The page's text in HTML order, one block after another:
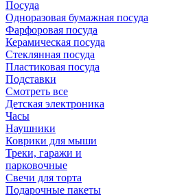
Посуда
Одноразовая бумажная посуда
Фарфоровая посуда
Керамическая посуда
Стеклянная посуда
Пластиковая посуда
Подставки
Смотреть все
Детская электроника
Часы
Наушники
Коврики для мыши
Треки, гаражи и
парковочные
Свечи для торта
Подарочные пакеты